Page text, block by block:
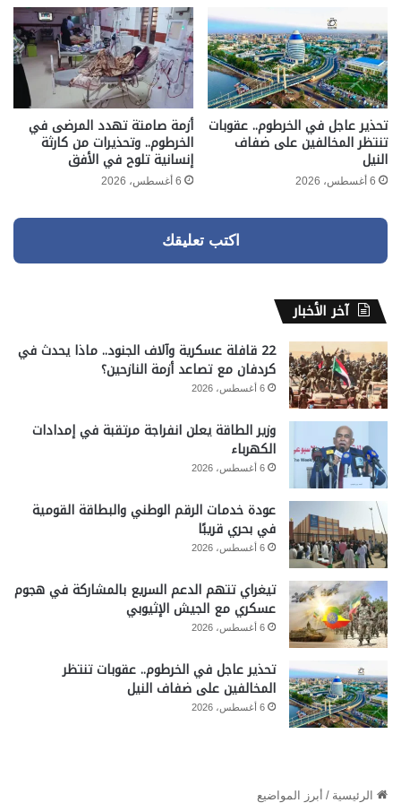
تحذير عاجل في الخرطوم.. عقوبات
تنتظر المخالفين على ضفاف
النيل
6 أغسطس، 2026
أزمة صامتة تهدد المرضى في
الخرطوم.. وتحذيرات من كارثة
إنسانية تلوح في الأفق
6 أغسطس، 2026
اكتب تعليقك
آخر الأخبار
22 قافلة عسكرية وآلاف الجنود.. ماذا يحدث في
كردفان مع تصاعد أزمة النازحين؟
6 أغسطس، 2026
وزير الطاقة يعلن انفراجة مرتقبة في إمدادات
الكهرباء
6 أغسطس، 2026
عودة خدمات الرقم الوطني والبطاقة القومية
في بحري قريبًا
6 أغسطس، 2026
تيغراي تتهم الدعم السريع بالمشاركة في هجوم
عسكري مع الجيش الإثيوبي
6 أغسطس، 2026
تحذير عاجل في الخرطوم.. عقوبات تنتظر
المخالفين على ضفاف النيل
6 أغسطس، 2026